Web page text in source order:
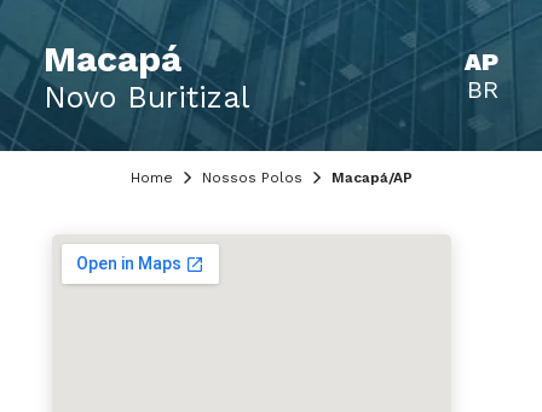
Macapá
Novo Buritizal
AP
BR
Home Nossos Polos Macapá/AP